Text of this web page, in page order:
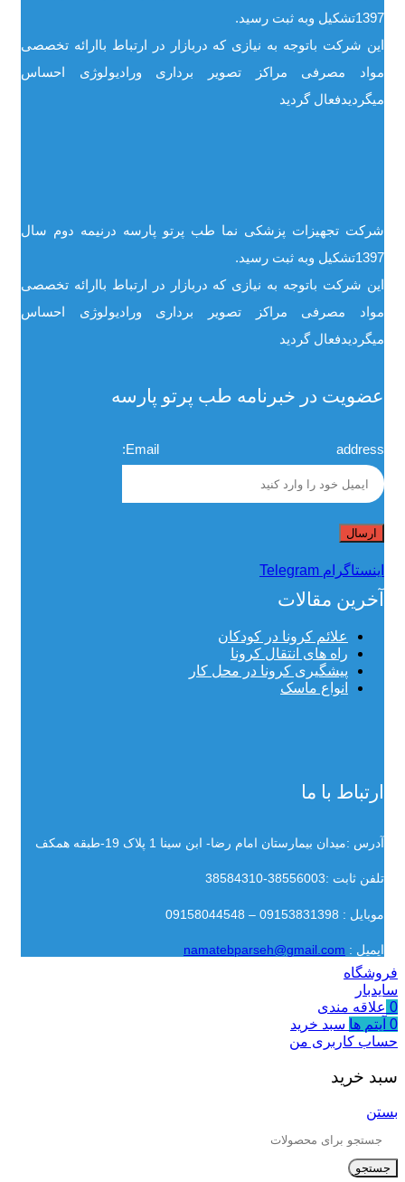
1397تشکیل وبه ثبت رسید.
این شرکت باتوجه به نیازی که دربازار در ارتباط باارائه تخصصی
مواد مصرفی مراکز تصویر برداری ورادیولوژی احساس
میگردیدفعال گردید
شرکت تجهیزات پزشکی نما طب پرتو پارسه درنیمه دوم سال
1397تشکیل وبه ثبت رسید.
این شرکت باتوجه به نیازی که دربازار در ارتباط باارائه تخصصی
مواد مصرفی مراکز تصویر برداری ورادیولوژی احساس
میگردیدفعال گردید
عضویت در خبرنامه طب پرتو پارسه
Email address:
اینستاگرام Telegram
آخرین مقالات
علائم کرونا در کودکان
راه های انتقال کرونا
پیشگیری کرونا در محل کار
انواع ماسک
ارتباط با ما
آدرس :میدان بیمارستان امام رضا- ابن سینا 1 پلاک 19-طبقه همکف
تلفن ثابت :38556003-38584310
موبایل : 09153831398 – 09158044548
ایمیل : namatebparseh@gmail.com
فروشگاه
سایدبار
0 علاقه مندی
0 آیتم ها سبد خرید
حساب کاربری من
سبد خرید
بستن
جستجو